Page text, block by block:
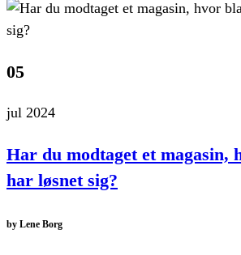
05
jul 2024
Har du modtaget et magasin,
har løsnet sig?
by Lene Borg